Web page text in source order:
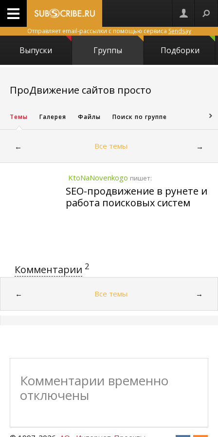
Отправляет email-рассылки с помощью сервиса Sendsay
Выпуски Группы Подборки
ПроДвижение сайтов просто
Темы Галерея Файлы Поиск по группе
← Все темы →
KtoNaNovenkogo пишет:
SEO-продвижение в рунете и
работа поисковых систем
Комментарии 2
← Все темы →
Комментарии временно
отключены